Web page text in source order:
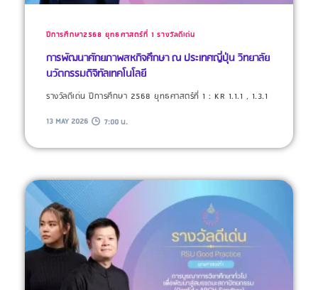
ปีการศึกษา2568 ยุทธศาสตร์ที่ 1 รางวัลดีเด่น
การพัฒนาศักยภาพสหกิจศึกษา ณ ประเทศญี่ปุ่น วิทยาลัย
นวัตกรรมดิจิทัลเทคโนโลยี
รางวัลดีเด่น ปีการศึกษา 2568 ยุทธศาสตร์ที่ 1 : KR 1.1.1 , 1.3.1
13 MAY 2026 7:00 น.